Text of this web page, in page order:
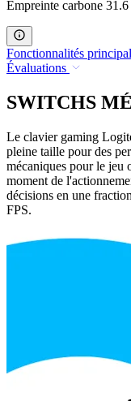
Empreinte carbone
Fonctionnalités
Évaluations
SWITCHS
Le clavier gaming
pleine taille pour des
mécaniques pour le jeu
moment de
décisions en une
FPS.